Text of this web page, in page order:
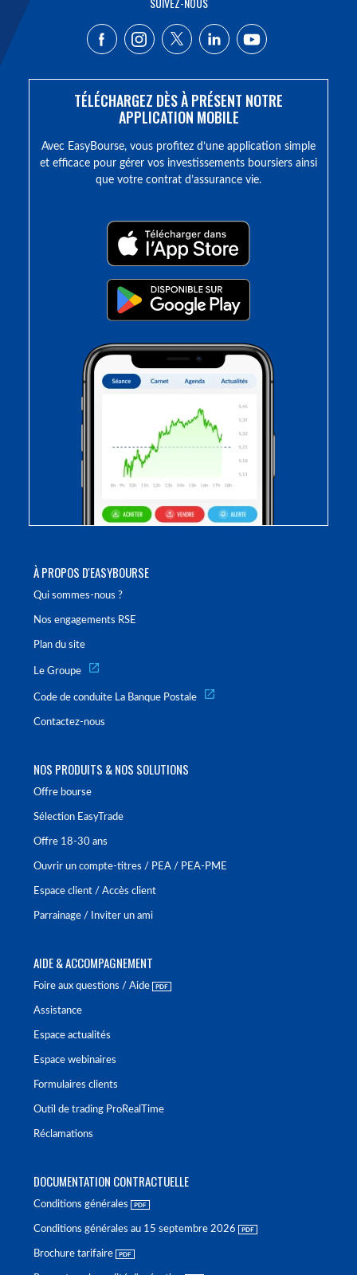
À PROPOS D'EASYBOURSE
Qui sommes-nous ?
Nos engagements RSE
Plan du site
Le Groupe
Code de conduite La Banque Postale
Contactez-nous
NOS PRODUITS & NOS SOLUTIONS
Offre bourse
Sélection EasyTrade
Offre 18-30 ans
Ouvrir un compte-titres / PEA / PEA-PME
Espace client / Accès client
Parrainage / Inviter un ami
AIDE & ACCOMPAGNEMENT
Foire aux questions / Aide
Assistance
Espace actualités
Espace webinaires
Formulaires clients
Outil de trading ProRealTime
Réclamations
DOCUMENTATION CONTRACTUELLE
Conditions générales
Conditions générales au 15 septembre 2026
Brochure tarifaire
TÉLÉCHARGEZ DÈS À PRÉSENT NOTRE
APPLICATION MOBILE
Avec EasyBourse, vous profitez d’une application simple
et efficace pour gérer vos investissements boursiers ainsi
que votre contrat d’assurance vie.